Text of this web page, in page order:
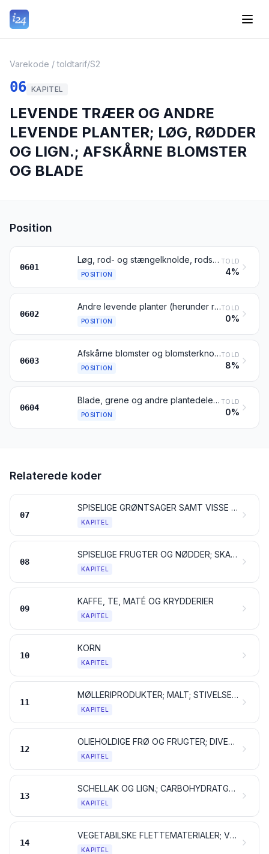
Varekode / toldtarif/S2
06 KAPITEL
LEVENDE TRÆER OG ANDRE
LEVENDE PLANTER; LØG, RØDDER
OG LIGN.; AFSKÅRNE BLOMSTER
OG BLADE
Position
0601
Løg, rod- og stængelknolde, rodstokke og jordstængler, også i vækst eller i blomst; cikorieplanter og -rødder, undtagen cikorierødder henhørende under pos. 1212
POSITION
TOLD
4%
0602
Andre levende planter (herunder rødder), stiklinger og podekviste; mycelium
POSITION
TOLD
0%
0603
Afskårne blomster og blomsterknopper, af den art der anvendes til buketter eller til pynt, friske, tørrede, blegede, farvede, imprægnerede eller præparerede på anden måde
POSITION
TOLD
8%
0604
Blade, grene og andre plantedele, uden blomster eller blomsterknopper, samt græs, mos og lav, af den art der anvendes til buketter eller til pynt, friske, tørrede, blegede, farvede, imprægnerede eller præparerede på anden måde
POSITION
TOLD
0%
Relaterede koder
07
SPISELIGE GRØNTSAGER SAMT VISSE RØDDER OG RODKNOLDE
KAPITEL
08
SPISELIGE FRUGTER OG NØDDER; SKALLER AF CITRUSFRUGTER OG MELONER
KAPITEL
09
KAFFE, TE, MATÉ OG KRYDDERIER
KAPITEL
10
KORN
KAPITEL
11
MØLLERIPRODUKTER; MALT; STIVELSE; INULIN; HVEDEGLUTEN
KAPITEL
12
OLIEHOLDIGE FRØ OG FRUGTER; DIVERSE ANDRE FRØ OG FRUGTER; PLANTER TIL INDUSTRIEL OG MEDICINSK BRUG; HALM OG FODERPLANTER
KAPITEL
13
SCHELLAK OG LIGN.; CARBOHYDRATGUMMIER OG NATURHARPIKSER SAMT ANDRE PLANTESAFTER OG PLANTEEKSTRAKTER
KAPITEL
14
VEGETABILSKE FLETTEMATERIALER; VEGETABILSKE PRODUKTER, IKKE ANDETSTEDS TARIFERET
KAPITEL